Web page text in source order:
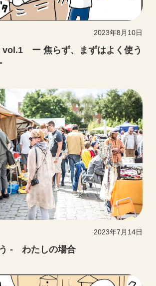
2023年8月10日
vol.1 ー 焦らず、まずはよく使う
2023年7月14日
- わたしの場合